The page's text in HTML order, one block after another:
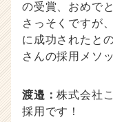
の受賞、おめで
さっそくですが
に成功されたと
さんの採用メソ
渡邉：株式会社
採用です！